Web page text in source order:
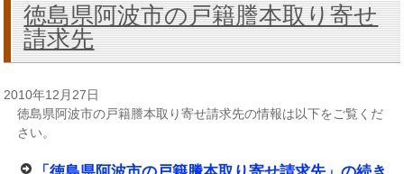
徳島県阿波市の戸籍謄本取り寄せ
請求先
2010年12月27日
徳島県阿波市の戸籍謄本取り寄せ請求先の情報は以下をご覧くだ
さい。